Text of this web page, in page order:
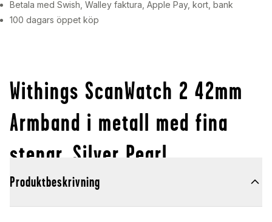
Betala med Swish, Walley faktura, Apple Pay, kort, bank
100 dagars öppet köp
Withings ScanWatch 2 42mm
Armband i metall med fina
stenar, Silver Pearl
Produktbeskrivning